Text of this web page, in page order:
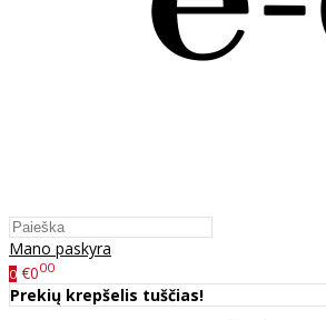
Mano paskyra
0 €000
Prekių krepšelis tuščias!